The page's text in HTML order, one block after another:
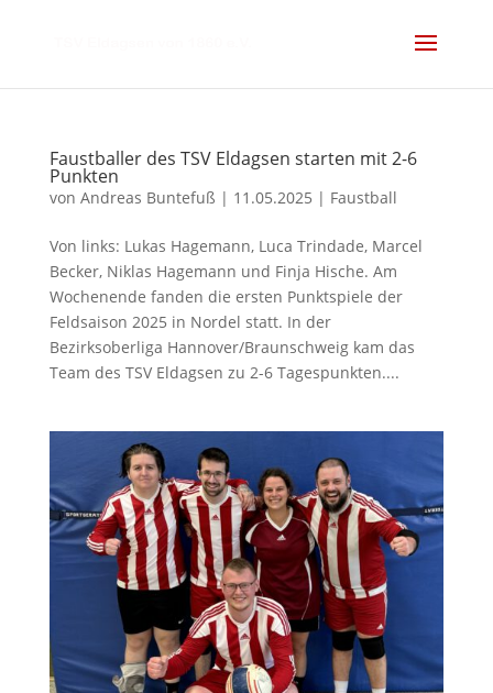
Faustballer des TSV Eldagsen starten mit 2-6
Punkten
von Andreas Buntefuß | 11.05.2025 | Faustball
Von links: Lukas Hagemann, Luca Trindade, Marcel
Becker, Niklas Hagemann und Finja Hische. Am
Wochenende fanden die ersten Punktspiele der
Feldsaison 2025 in Nordel statt. In der
Bezirksoberliga Hannover/Braunschweig kam das
Team des TSV Eldagsen zu 2-6 Tagespunkten....